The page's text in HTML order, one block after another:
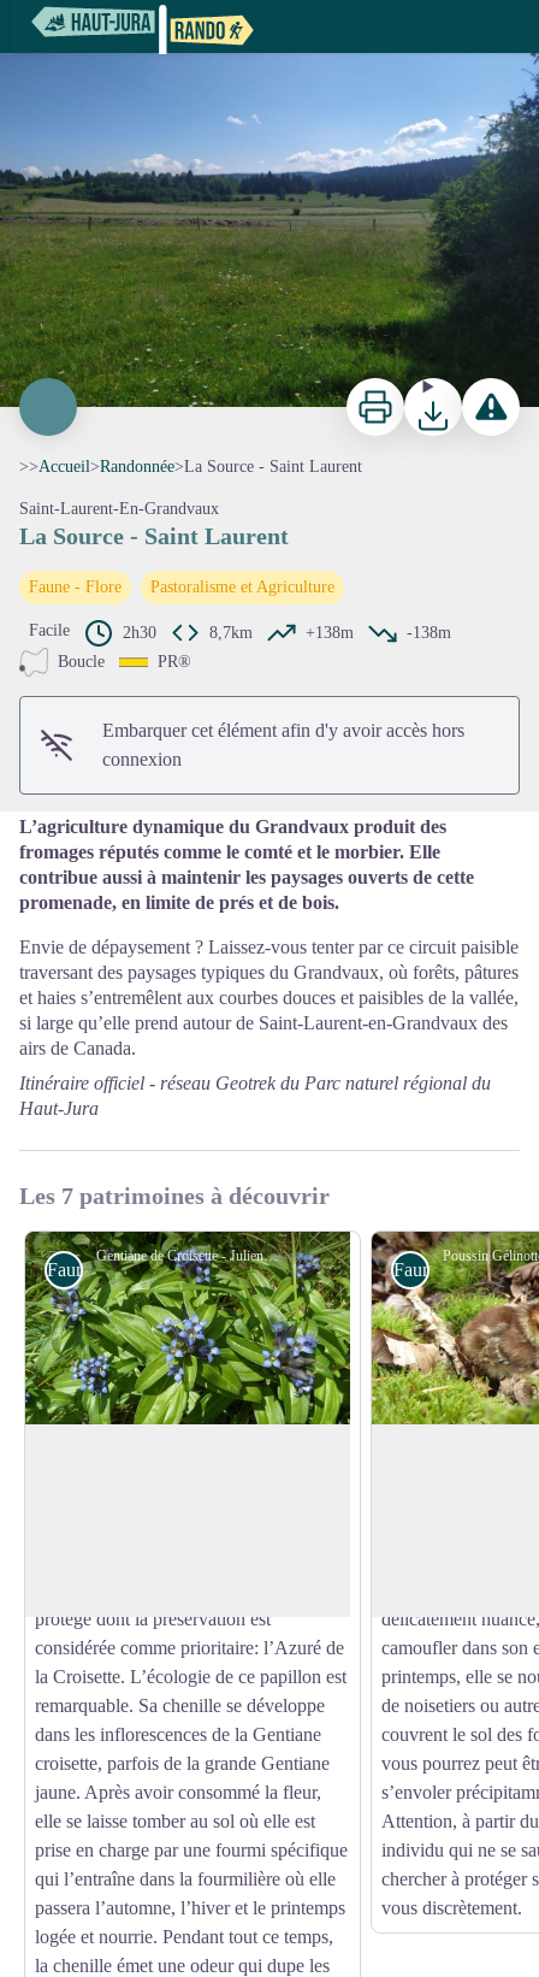
La Source - Saint Laurent
Voir l'image en plein écran
ImprimerTéléchargerSignaler
>>Accueil>Randonnée>La Source - Saint Laurent
Saint-Laurent-En-Grandvaux
La Source - Saint Laurent
Faune - Flore Pastoralisme et Agriculture
Facile 2h30 8,7km +138m
-138m
Boucle
PR®
Embarquer cet élément afin d'y avoir accès hors
connexion
L’agriculture dynamique du Grandvaux produit des
fromages réputés comme le comté et le morbier. Elle
contribue aussi à maintenir les paysages ouverts de cette
promenade, en limite de prés et de bois.
Envie de dépaysement ? Laissez-vous tenter par ce circuit paisible
traversant des paysages typiques du Grandvaux, où forêts, pâtures
et haies s’entremêlent aux courbes douces et paisibles de la vallée,
si large qu’elle prend autour de Saint-Laurent-en-Grandvaux des
airs de Canada.
Itinéraire officiel - réseau Geotrek du Parc naturel régional du
Haut-Jura
Les 7 patrimoines à découvrir
Gentiane de Croisette - Julien Barlet - PNRHJ
Faune
protégé dont la préservation est
considérée comme prioritaire: l’Azuré de
la Croisette. L’écologie de ce papillon est
remarquable. Sa chenille se développe
dans les inflorescences de la Gentiane
croisette, parfois de la grande Gentiane
jaune. Après avoir consommé la fleur,
elle se laisse tomber au sol où elle est
prise en charge par une fourmi spécifique
qui l’entraîne dans la fourmilière où elle
passera l’automne, l’hiver et le printemps
logée et nourrie. Pendant tout ce temps,
la chenille émet une odeur qui dupe les
Faune
délicatement
camoufler dans son
printemps, elle se
de noisetiers ou
couvrent le sol des
vous pourrez peut
s’envoler
Attention, à partir
individu qui ne se
chercher à protéger
vous discrètement.